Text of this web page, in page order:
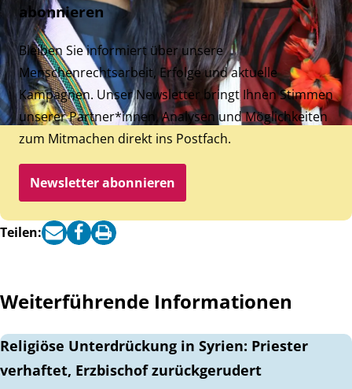
abonnieren
Bleiben Sie informiert über unsere
Menschenrechtsarbeit, Erfolge und aktuelle
Kampagnen. Unser Newsletter bringt Ihnen Stimmen
unserer Partner*innen, Analysen und Möglichkeiten
zum Mitmachen direkt ins Postfach.
Newsletter abonnieren
Teilen:
Weiterführende Informationen
Religiöse Unterdrückung in Syrien: Priester
verhaftet, Erzbischof zurückgerudert